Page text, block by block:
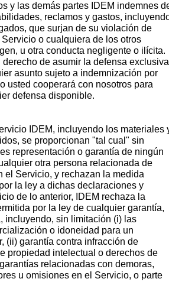
y las demás partes IDEM indemnes
reclamos y gastos,
que surjan de su violación de
o cualquiera de los otros
u otra conducta negligente o ilícita.
de asumir la defensa exclusiva
asunto sujeto a indemnización por
usted cooperará con nosotros para
defensa disponible.
IDEM, incluyendo los materiales
se proporcionan "tal cual" sin
representación o garantía de ningún
otra persona relacionada de
el Servicio, y rechazan la medida
la ley a dichas declaraciones y
de lo anterior, IDEM rechaza la
por la ley de cualquier garantía,
incluyendo, sin limitación (i) las
o idoneidad para un
(ii) garantía contra infracción de
propiedad intelectual o derechos de
relacionadas con demoras,
u omisiones en el Servicio, o parte